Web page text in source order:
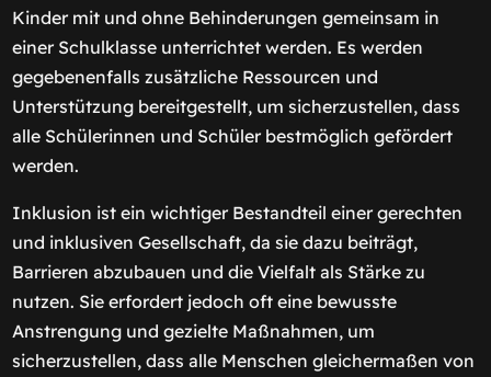
Kinder mit und ohne Behinderungen gemeinsam in
einer Schulklasse unterrichtet werden. Es werden
gegebenenfalls zusätzliche Ressourcen und
Unterstützung bereitgestellt, um sicherzustellen, dass
alle Schülerinnen und Schüler bestmöglich gefördert
werden.
Inklusion ist ein wichtiger Bestandteil einer gerechten
und inklusiven Gesellschaft, da sie dazu beiträgt,
Barrieren abzubauen und die Vielfalt als Stärke zu
nutzen. Sie erfordert jedoch oft eine bewusste
Anstrengung und gezielte Maßnahmen, um
sicherzustellen, dass alle Menschen gleichermaßen von